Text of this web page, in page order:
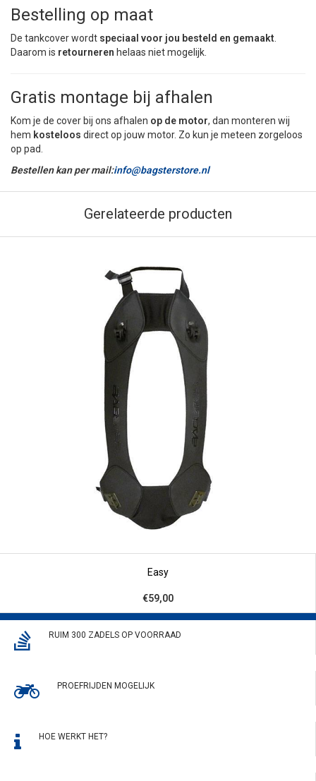
Bestelling op maat
De tankcover wordt speciaal voor jou besteld en gemaakt
Daarom is retourneren helaas niet mogelijk.
Gratis montage bij afhalen
Kom je de cover bij ons afhalen op de motor, dan monteren wij
hem kosteloos direct op jouw motor. Zo kun je meteen zorgeloos
op pad.
Bestellen kan per mail:info@bagsterstore.nl
Gerelateerde producten
Easy
€59,00
RUIM 300 ZADELS OP VOORRAAD
PROEFRIJDEN MOGELIJK
HOE WERKT HET?